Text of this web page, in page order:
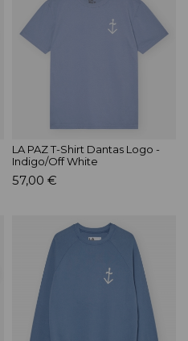
LA PAZ T-Shirt Dantas Logo -
Indigo/Off White
57,00 €